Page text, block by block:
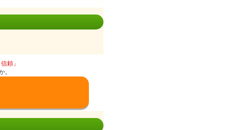
頼」
。